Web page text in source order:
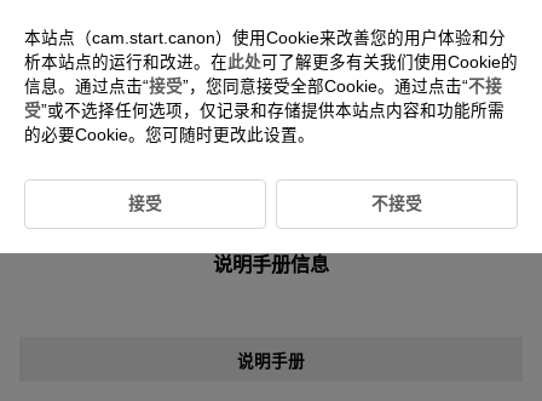
-- 选择地区/国家 -- 中文(简体字)
对于使用 的客户
说明手册信息
说明手册
本站点（cam.start.canon）使用Cookie来改善您的用户体验和分
析本站点的运行和改进。在此处可了解更多有关我们使用Cookie的
信息。通过点击“接受”，您同意接受全部Cookie。通过点击“不接
受”或不选择任何选项，仅记录和存储提供本站点内容和功能所需
的必要Cookie。您可随时更改此设置。
接受 不接受